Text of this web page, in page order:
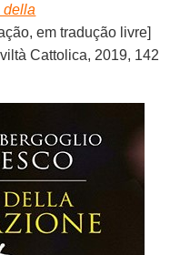
della
em tradução livre]
Cattolica, 2019, 142